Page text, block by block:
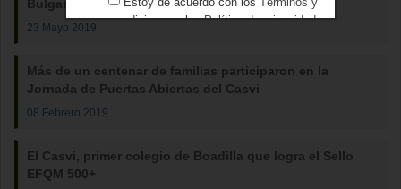
Bulgaria
23 Mayo 2019
Más de un centenar de familias participaron en la
Jornada de Puertas Abiertas del Casvi
08 Febrero 2019
El Casvi, primer colegio de Boadilla que logra el Sello
EFQM 500+
condicionesy losPolítica de privacidad